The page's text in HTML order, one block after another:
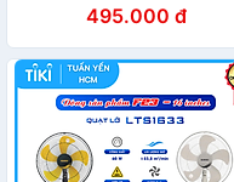
495.000 đ